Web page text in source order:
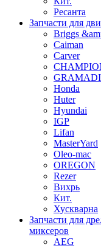
Ресанта
Запчасти для
Briggs
Caiman
Carver
Honda
Huter
Hyundai
IGP
Lifan
MasterYard
Oleo-mac
OREGON
Rezer
Вихрь
Кит.
Хускварна
Запчасти для
миксеров
AEG